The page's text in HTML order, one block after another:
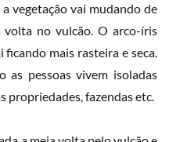
vegetação vai mudando de
volta no vulcão. O arco-íris
mais rasteira e seca.
pessoas vivem isoladas
propriedades, fazendas etc.